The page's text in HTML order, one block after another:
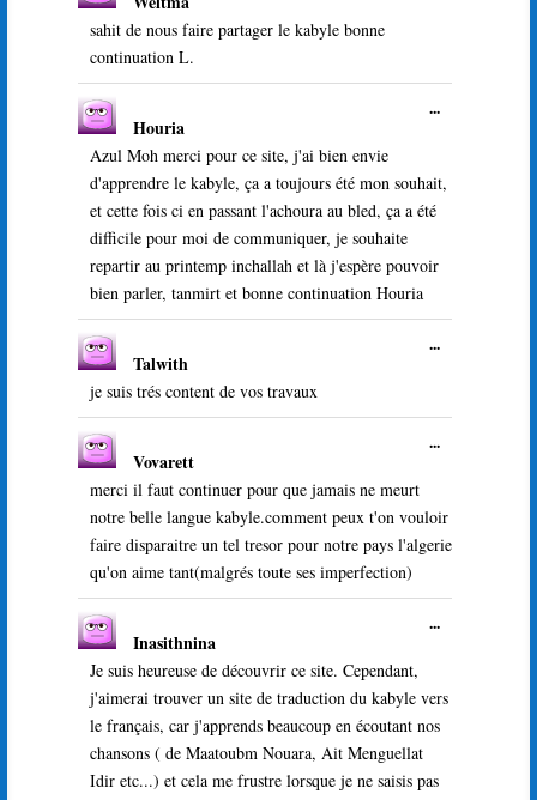
sahit de nous faire partager le kabyle bonne
continuation L.
Houria
Azul Moh merci pour ce site, j'ai bien envie
d'apprendre le kabyle, ça a toujours été mon souhait,
et cette fois ci en passant l'achoura au bled, ça a été
difficile pour moi de communiquer, je souhaite
repartir au printemp inchallah et là j'espère pouvoir
bien parler, tanmirt et bonne continuation Houria
...Ouvrir/
méta.
Talwith
je suis trés content de vos travaux
...Ouvrir/
méta.
Vovarett
merci il faut continuer pour que jamais ne meurt
notre belle langue kabyle.comment peux t'on vouloir
faire disparaitre un tel tresor pour notre pays l'algerie
qu'on aime tant(malgrés toute ses imperfection)
...Ouvrir/
méta.
Inasithnina
Je suis heureuse de découvrir ce site. Cependant,
j'aimerai trouver un site de traduction du kabyle vers
le français, car j'apprends beaucoup en écoutant nos
chansons ( de Maatoubm Nouara, Ait Menguellat
Idir etc...) et cela me frustre lorsque je ne saisis pas
...Ouvrir/
méta.